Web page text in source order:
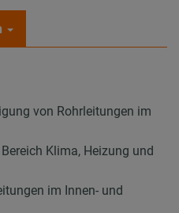
von Rohrleitungen im
Klima, Heizung und
im Innen- und